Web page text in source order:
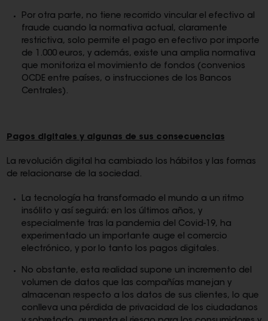
Por otra parte, no tiene recorrido vincular el efectivo al
fraude cuando la normativa actual, claramente
restrictiva, solo permite el pago en efectivo por importe
de 1.000 euros, y además, existe una amplia normativa
que monitoriza el movimiento de fondos (convenios
OCDE entre países, o instrucciones de los Bancos
Centrales).
Pagos digitales y algunas de sus consecuencias
La revolución digital ha cambiado los hábitos y las formas
de relacionarse de la sociedad.
La tecnología ha transformado el mundo a un ritmo
insólito y así seguirá; en los últimos años, y
especialmente tras la pandemia del Covid-19, ha
experimentado un importante auge el comercio
electrónico, y por lo tanto los pagos digitales.
No obstante, esta realidad supone un incremento del
volumen de datos que las compañías manejan y
almacenan respecto a los datos de sus clientes, lo que
conlleva una pérdida de privacidad de los ciudadanos